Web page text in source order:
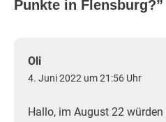
Punkte in Flensburg?”
Oli
4. Juni 2022 um 21:56 Uhr
Hallo, im August 22